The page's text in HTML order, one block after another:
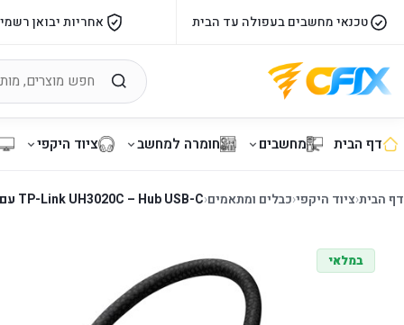
טכנאי מחשבים בעפולה עד הבית אחריות יבואן רשמי
דף הבית מחשבים חומרה למחשב ציוד היקפי
דף הבית‹ציוד היקפי‹כבלים ומתאמים‹TP-Link UH3020C – Hub USB-C עם HDMI 4K, ‏PD 100W ו-USB 3.0
במלאי